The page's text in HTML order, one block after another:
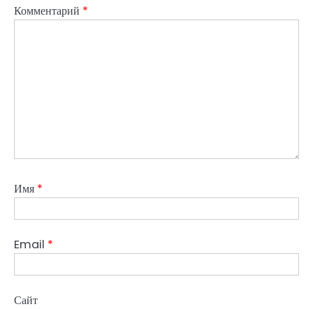
Комментарий *
Имя *
Email *
Сайт